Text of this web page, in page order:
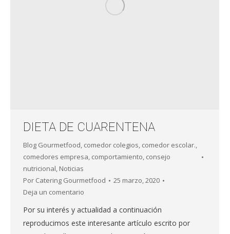
DIETA DE CUARENTENA
Blog Gourmetfood, comedor colegios, comedor escolar.,
comedores empresa, comportamiento, consejo
nutricional, Noticias
Por Catering Gourmetfood
25 marzo, 2020
Deja un comentario
Por su interés y actualidad a continuación
reproducimos este interesante artículo escrito por